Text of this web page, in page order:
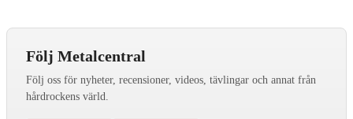
Följ Metalcentral
Följ oss för nyheter, recensioner, videos, tävlingar och annat från
hårdrockens värld.